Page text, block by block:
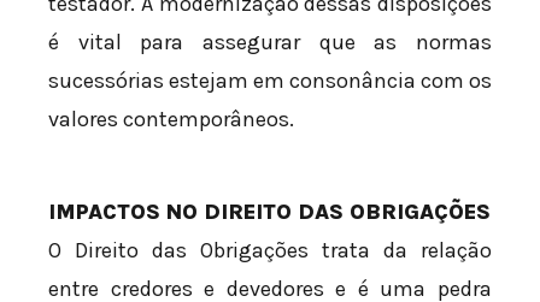
é vital para assegurar que as normas
sucessórias estejam em consonância com os
valores contemporâneos.
IMPACTOS NO DIREITO DAS OBRIGAÇÕES
O Direito das Obrigações trata da relação
entre credores e devedores e é uma pedra